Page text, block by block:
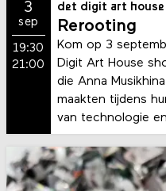
3
sep
19:30
det digit art house
Rerooting
Kom op 3
Digit Art House
die Anna
maakten tijdens
van technologie